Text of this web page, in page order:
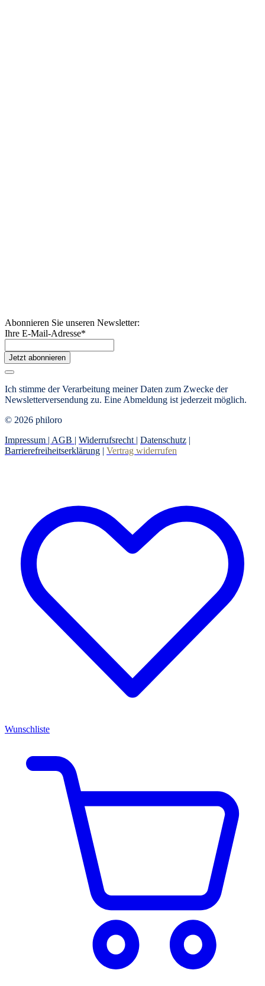
Abonnieren Sie unseren Newsletter:
Ihre E-Mail-Adresse*
Jetzt abonnieren
Ich stimme der Verarbeitung meiner Daten zum Zwecke der
Newsletterversendung zu. Eine Abmeldung ist jederzeit möglich.
© 2026 philoro
Impressum | AGB | Widerrufsrecht | Datenschutz |
Barrierefreiheitserklärung | Vertrag widerrufen
Wunschliste